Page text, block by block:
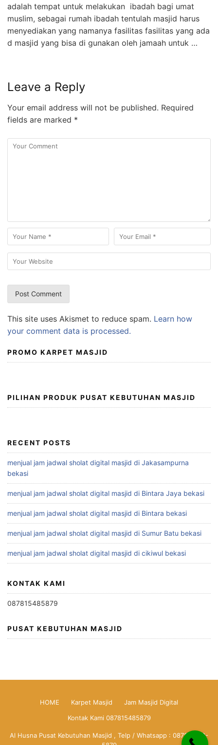
adalah tempat untuk melakukan ibadah bagi umat
muslim, sebagai rumah ibadah tentulah masjid harus
menyediakan yang namanya fasilitas fasilitas yang ada
d masjid yang bisa di gunakan oleh jamaah untuk …
Leave a Reply
Your email address will not be published. Required
fields are marked *
This site uses Akismet to reduce spam. Learn how
your comment data is processed.
PROMO KARPET MASJID
PILIHAN PRODUK PUSAT KEBUTUHAN MASJID
RECENT POSTS
menjual jam jadwal sholat digital masjid di Jakasampurna
bekasi
menjual jam jadwal sholat digital masjid di Bintara Jaya bekasi
menjual jam jadwal sholat digital masjid di Bintara bekasi
menjual jam jadwal sholat digital masjid di Sumur Batu bekasi
menjual jam jadwal sholat digital masjid di cikiwul bekasi
KONTAK KAMI
087815485879
PUSAT KEBUTUHAN MASJID
HOME Karpet Masjid
Jam Masjid Digital
Kontak Kami 087815485879
Al Husna Pusat Kebutuhan Masjid , Telp / Whatsapp : 0878-1548-